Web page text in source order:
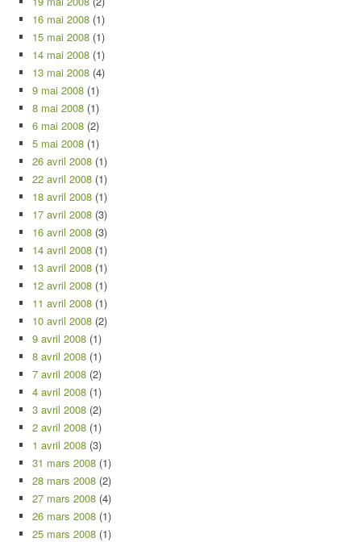
16 mai 2008 (1)
15 mai 2008 (1)
14 mai 2008 (1)
13 mai 2008 (4)
9 mai 2008 (1)
8 mai 2008 (1)
6 mai 2008 (2)
5 mai 2008 (1)
26 avril 2008 (1)
22 avril 2008 (1)
18 avril 2008 (1)
17 avril 2008 (3)
16 avril 2008 (3)
14 avril 2008 (1)
13 avril 2008 (1)
12 avril 2008 (1)
11 avril 2008 (1)
10 avril 2008 (2)
9 avril 2008 (1)
8 avril 2008 (1)
7 avril 2008 (2)
4 avril 2008 (1)
3 avril 2008 (2)
2 avril 2008 (1)
1 avril 2008 (3)
31 mars 2008 (1)
28 mars 2008 (2)
27 mars 2008 (4)
26 mars 2008 (1)
25 mars 2008 (1)